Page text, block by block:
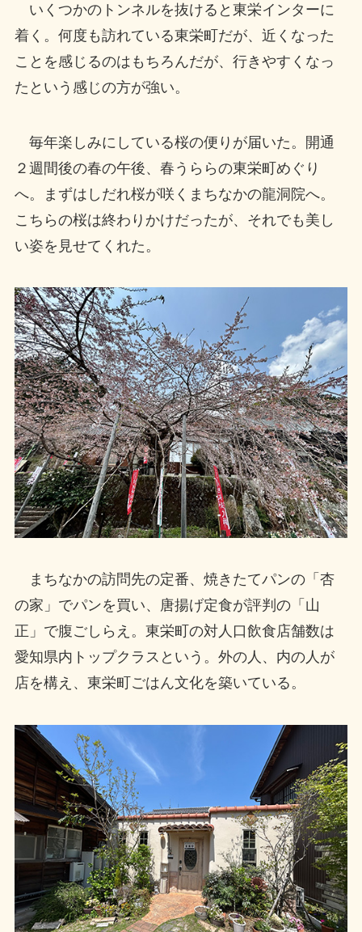
いくつかのトンネルを抜けると東栄インターに
着く。何度も訪れている東栄町だが、近くなった
ことを感じるのはもちろんだが、行きやすくなっ
たという感じの方が強い。
毎年楽しみにしている桜の便りが届いた。開通
２週間後の春の午後、春うららの東栄町めぐり
へ。まずはしだれ桜が咲くまちなかの龍洞院へ。
こちらの桜は終わりかけだったが、それでも美し
い姿を見せてくれた。
まちなかの訪問先の定番、焼きたてパンの「杏
の家」でパンを買い、唐揚げ定食が評判の「山
正」で腹ごしらえ。東栄町の対人口飲食店舗数は
愛知県内トップクラスという。外の人、内の人が
店を構え、東栄町ごはん文化を築いている。